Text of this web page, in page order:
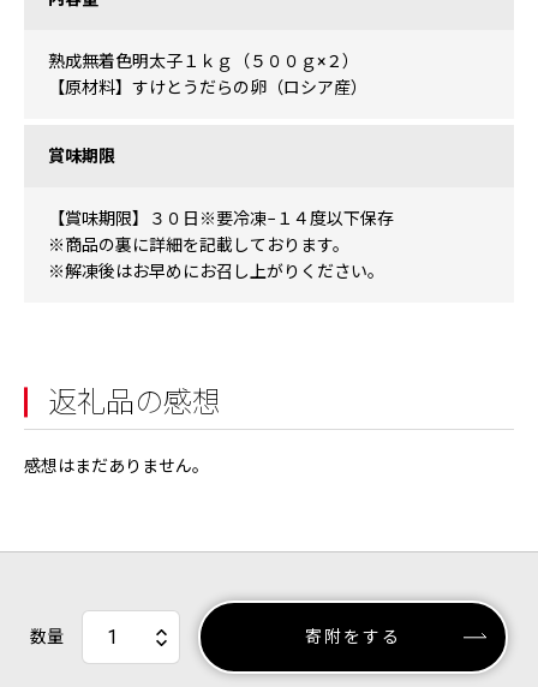
熟成無着色明太子１ｋｇ（５００ｇ×２）
【原材料】すけとうだらの卵（ロシア産）
賞味期限
【賞味期限】３０日※要冷凍−１４度以下保存
※商品の裏に詳細を記載しております。
※解凍後はお早めにお召し上がりください。
返礼品の感想
感想はまだありません。
数量 寄附をする